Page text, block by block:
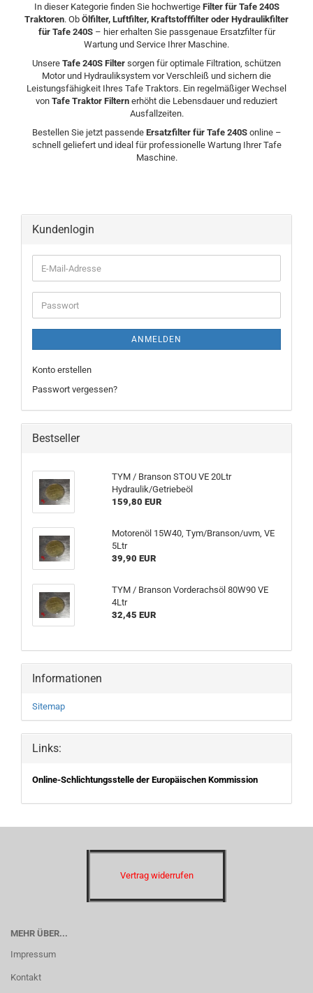
In dieser Kategorie finden Sie hochwertige Filter für Tafe 240S
Traktoren. Ob Ölfilter, Luftfilter, Kraftstofffilter oder Hydraulikfilter
für Tafe 240S– hier erhalten Sie passgenaue Ersatzfilter für
Wartung und Service Ihrer Maschine.
Unsere Tafe 240S Filter sorgen für optimale Filtration, schützen
Motor und Hydrauliksystem vor Verschleiß und sichern die
Leistungsfähigkeit Ihres Tafe Traktors. Ein regelmäßiger Wechsel
von Tafe Traktor Filtern erhöht die Lebensdauer und reduziert
Ausfallzeiten.
Bestellen Sie jetzt passende Ersatzfilter für Tafe 240Sonline –
schnell geliefert und ideal für professionelle Wartung Ihrer Tafe
Maschine.
Kundenlogin
ANMELDEN
Konto erstellen
Passwort vergessen?
Bestseller
TYM / Branson STOU VE 20Ltr
Hydraulik/Getriebeöl
159,80 EUR
Motorenöl 15W40, Tym/Branson/uvm, VE
5Ltr
39,90 EUR
TYM / Branson Vorderachsöl 80W90 VE
4Ltr
32,45 EUR
Informationen
Sitemap
Links:
Online-Schlichtungsstelle der Europäischen Kommission
Vertrag widerrufen
MEHR ÜBER...
Impressum
Kontakt